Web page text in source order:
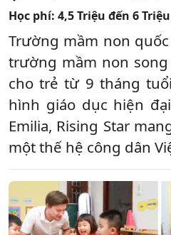
Học phí: 4,5 Triệu đến 6
Trường mầm non
trường mầm non
cho trẻ từ 9 tháng
hình giáo dục hiện
Emilia, Rising Star
một thế hệ công dân